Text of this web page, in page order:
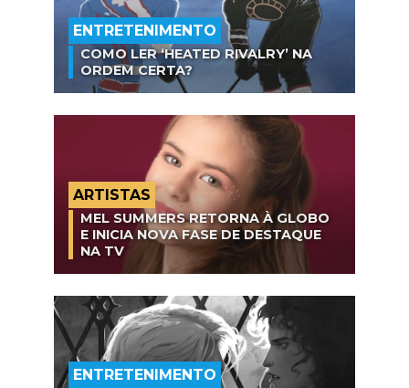
ENTRETENIMENTO
COMO LER ‘HEATED RIVALRY’ NA
ORDEM CERTA?
ARTISTAS
MEL SUMMERS RETORNA À GLOBO
E INICIA NOVA FASE DE DESTAQUE
NA TV
ENTRETENIMENTO